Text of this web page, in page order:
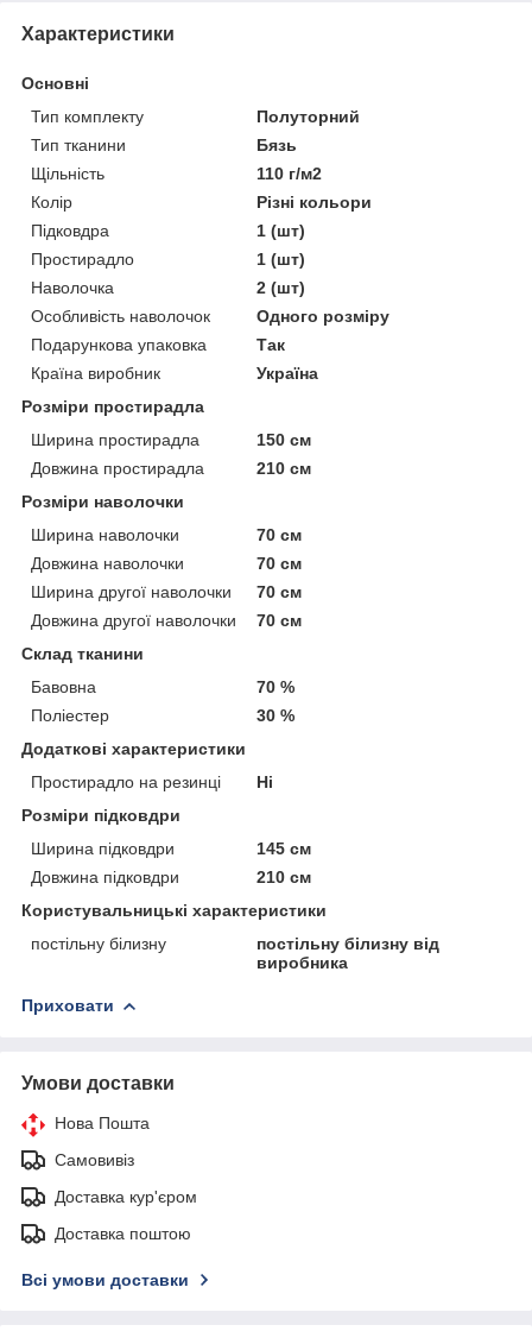
Характеристики
Основні
Тип комплекту
Полуторний
Тип тканини
Бязь
Щільність
110 г/м2
Колір
Різні кольори
Підковдра
1 (шт)
Простирадло
1 (шт)
Наволочка
2 (шт)
Особливість наволочок
Одного розміру
Подарункова упаковка
Так
Країна виробник
Україна
Розміри простирадла
Ширина простирадла
150 см
Довжина простирадла
210 см
Розміри наволочки
Ширина наволочки
70 см
Довжина наволочки
70 см
Ширина другої наволочки
70 см
Довжина другої наволочки
70 см
Склад тканини
Бавовна
70 %
Поліестер
30 %
Додаткові характеристики
Простирадло на резинці
Ні
Розміри підковдри
Ширина підковдри
145 см
Довжина підковдри
210 см
Користувальницькі характеристики
постільну білизну
постільну білизну від
виробника
Приховати
Умови доставки
Нова Пошта
Самовивіз
Доставка кур'єром
Доставка поштою
Всі умови доставки